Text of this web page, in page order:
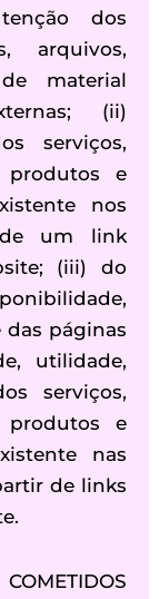
dos
arquivos,
material
(ii)
serviços,
produtos e
nos
de um link
(iii) do
páginas
utilidade,
serviços,
produtos e
nas
de links